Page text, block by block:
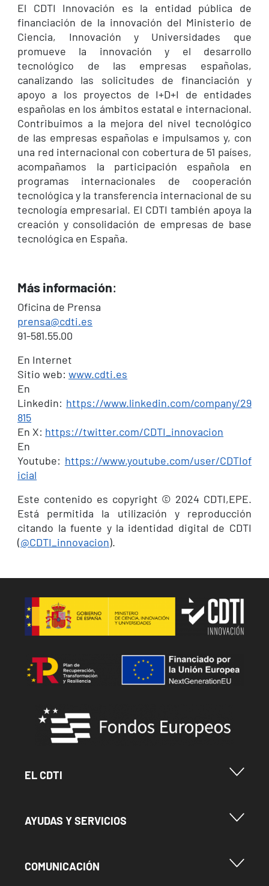
El CDTI Innovación es la entidad pública de
financiación de la innovación del Ministerio de
Ciencia, Innovación y Universidades que
promueve la innovación y el desarrollo
tecnológico de las empresas españolas,
canalizando las solicitudes de financiación y
apoyo a los proyectos de I+D+I de entidades
españolas en los ámbitos estatal e internacional.
Contribuimos a la mejora del nivel tecnológico
de las empresas españolas e impulsamos y, con
una red internacional con cobertura de 51 países,
acompañamos la participación española en
programas internacionales de cooperación
tecnológica y la transferencia internacional de su
tecnología empresarial. El CDTI también apoya la
creación y consolidación de empresas de base
tecnológica en España.
Más información:
Oficina de Prensa
prensa@cdti.es
91-581.55.00
En Internet
Sitio web:www.cdti.es
En
Linkedin: https://www.linkedin.com/company/29
815
En X: https://twitter.com/CDTI_innovacion
En
Youtube: https://www.youtube.com/user/CDTIof
icial
Este contenido es copyright © 2024 CDTI,EPE.
Está permitida la utilización y reproducción
citando la fuente y la identidad digital de CDTI
(@CDTI_innovacion).
Image
Image
Menu Footer Cdti
EL CDTI
Menu Footer Ayudas y Servicios
AYUDAS Y SERVICIOS
Menu Footer Comunicación
COMUNICACIÓN